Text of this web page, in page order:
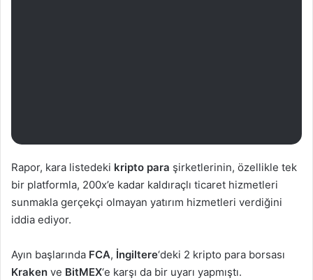
Rapor, kara listedeki kripto para şirketlerinin, özellikle tek
bir platformla, 200x’e kadar kaldıraçlı ticaret hizmetleri
sunmakla gerçekçi olmayan yatırım hizmetleri verdiğini
iddia ediyor.
Ayın başlarında FCA, İngiltere‘deki 2 kripto para borsası
Kraken ve BitMEX‘e karşı da bir uyarı yapmıştı.